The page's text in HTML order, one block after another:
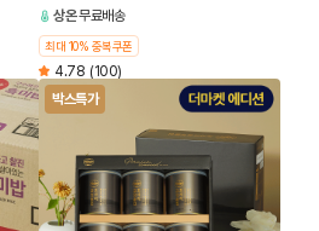
상온무료배송
최대 10% 중복쿠폰
4.78 (100)
박스특가